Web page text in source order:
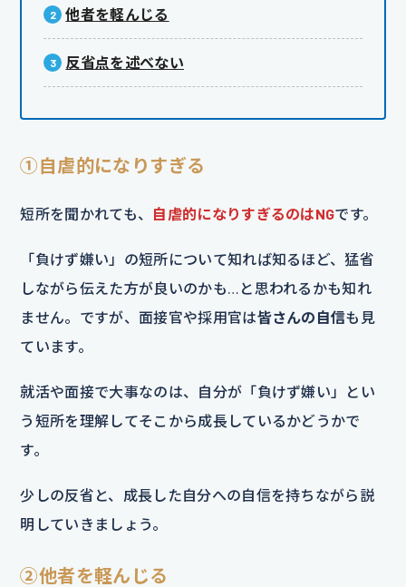
他者を軽んじる
反省点を述べない
①自虐的になりすぎる
短所を聞かれても、 自虐的になりすぎるのはNGです。
「負けず嫌い」の短所について知れば知るほど、猛省
しながら伝えた方が良いのかも…と思われるかも知れ
ません。ですが、面接官や採用官は皆さんの自信も見
ています。
就活や面接で大事なのは、自分が「負けず嫌い」とい
う短所を理解してそこから成長しているかどうかで
す。
少しの反省と、成長した自分への自信を持ちながら説
明していきましょう。
②他者を軽んじる